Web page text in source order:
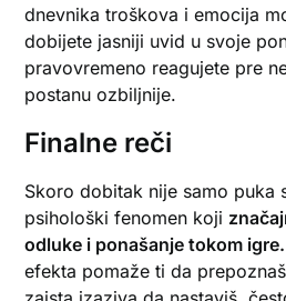
dnevnika troškova i emocija
dobijete jasniji uvid u svoje
pravovremeno reagujete pre
postanu ozbiljnije.
Finalne reči
Skoro dobitak nije samo puka
psihološki fenomen koji
odluke i ponašanje tokom igre.
efekta pomaže ti da